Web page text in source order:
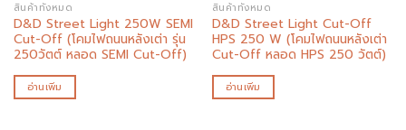
สินค้าทั้งหมด
D&D Street Light 250W SEMI
Cut-Off (โคมไฟถนนหลังเต่า รุ่น
250วัตต์ หลอด SEMI Cut-Off)
อ่านเพิ่ม
สินค้าทั้งหมด
D&D Street Light Cut-Off
HPS 250 W (โคมไฟถนนหลังเต่า
Cut-Off หลอด HPS 250 วัตต์)
อ่านเพิ่ม